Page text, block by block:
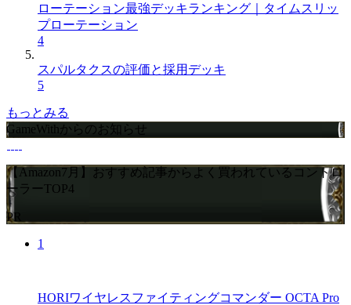
ローテーション最強デッキランキング｜タイムスリッ
プローテーション
4
スパルタクスの評価と採用デッキ
5
もっとみる
GameWithからのお知らせ
【Amazon7月】おすすめ記事からよく買われているコントロ
ーラーTOP4
PR
1
HORIワイヤレスファイティングコマンダー OCTA Pro